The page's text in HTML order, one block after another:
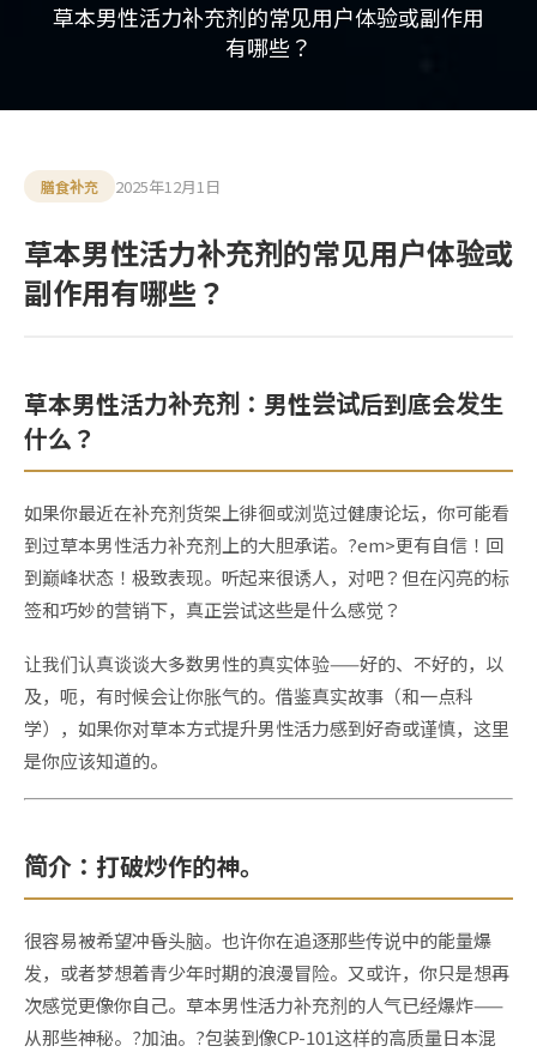
草本男性活力补充剂的常见用户体验或副作用
有哪些？
膳食补充 2025年12月1日
草本男性活力补充剂的常见用户体验或
副作用有哪些？
草本男性活力补充剂：男性尝试后到底会发生
什么？
如果你最近在补充剂货架上徘徊或浏览过健康论坛，你可能看
到过草本男性活力补充剂上的大胆承诺。?em>更有自信！回
到巅峰状态！极致表现。听起来很诱人，对吧？但在闪亮的标
签和巧妙的营销下，真正尝试这些是什么感觉？
让我们认真谈谈大多数男性的真实体验——好的、不好的，以
及，呃，有时候会让你胀气的。借鉴真实故事（和一点科
学），如果你对草本方式提升男性活力感到好奇或谨慎，这里
是你应该知道的。
简介：打破炒作的神。
很容易被希望冲昏头脑。也许你在追逐那些传说中的能量爆
发，或者梦想着青少年时期的浪漫冒险。又或许，你只是想再
次感觉更像你自己。草本男性活力补充剂的人气已经爆炸——
从那些神秘。?加油。?包装到像CP-101这样的高质量日本混